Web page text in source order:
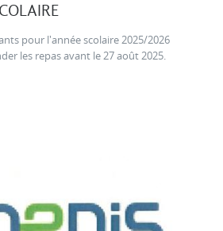
pour l'année scolaire 2025/2026
les repas avant le 27 août 2025.